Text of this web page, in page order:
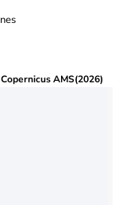
Copernicus AMS(2026)